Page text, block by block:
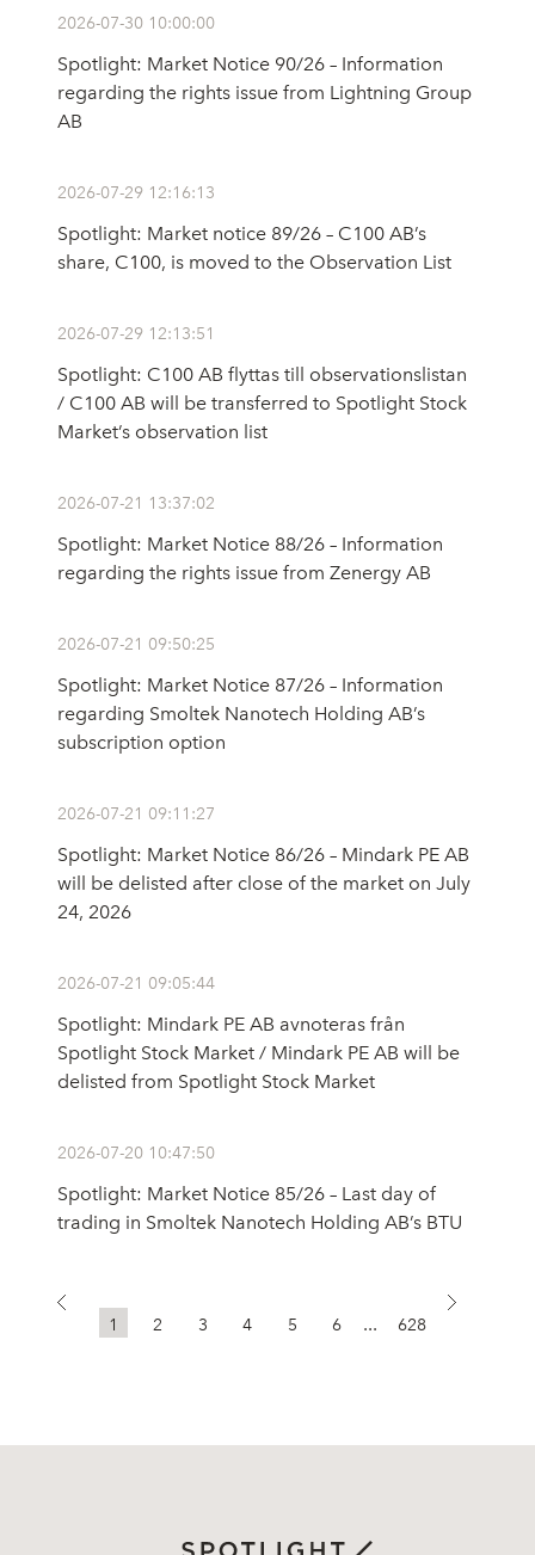
2026-07-30 10:00:00
Spotlight: Market Notice 90/26 – Information
regarding the rights issue from Lightning Group
AB
2026-07-29 12:16:13
Spotlight: Market notice 89/26 – C100 AB’s
share, C100, is moved to the Observation List
2026-07-29 12:13:51
Spotlight: C100 AB flyttas till observationslistan
/ C100 AB will be transferred to Spotlight Stock
Market’s observation list
2026-07-21 13:37:02
Spotlight: Market Notice 88/26 – Information
regarding the rights issue from Zenergy AB
2026-07-21 09:50:25
Spotlight: Market Notice 87/26 – Information
regarding Smoltek Nanotech Holding AB’s
subscription option
2026-07-21 09:11:27
Spotlight: Market Notice 86/26 – Mindark PE AB
will be delisted after close of the market on July
24, 2026
2026-07-21 09:05:44
Spotlight: Mindark PE AB avnoteras från
Spotlight Stock Market / Mindark PE AB will be
delisted from Spotlight Stock Market
2026-07-20 10:47:50
Spotlight: Market Notice 85/26 – Last day of
trading in Smoltek Nanotech Holding AB’s BTU
1 2 3 4 5 6 ... 628